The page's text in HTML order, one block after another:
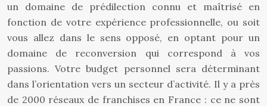
un domaine de prédilection connu et maîtrisé en
fonction de votre expérience professionnelle, ou soit
vous allez dans le sens opposé, en optant pour un
domaine de reconversion qui correspond à vos
passions. Votre budget personnel sera déterminant
dans l’orientation vers un secteur d’activité. Il y a près
de 2000 réseaux de franchises en France : ce ne sont